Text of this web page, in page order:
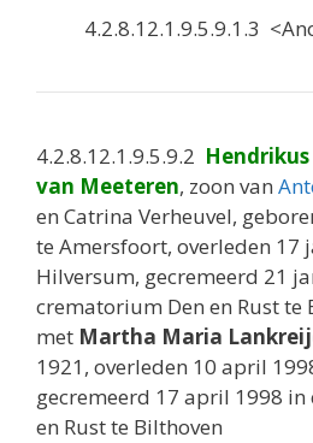
4.2.8.12.1.9.5.9.1.3
4.2.8.12.1.9.5.9.2
van Meeteren, zoon van
en Catrina Verheuvel,
te Amersfoort, overleden 17
Hilversum, gecremeerd 21
crematorium Den en Rust te
met Martha Maria
1921, overleden 10 april
gecremeerd 17 april 1998
en Rust te Bilthoven